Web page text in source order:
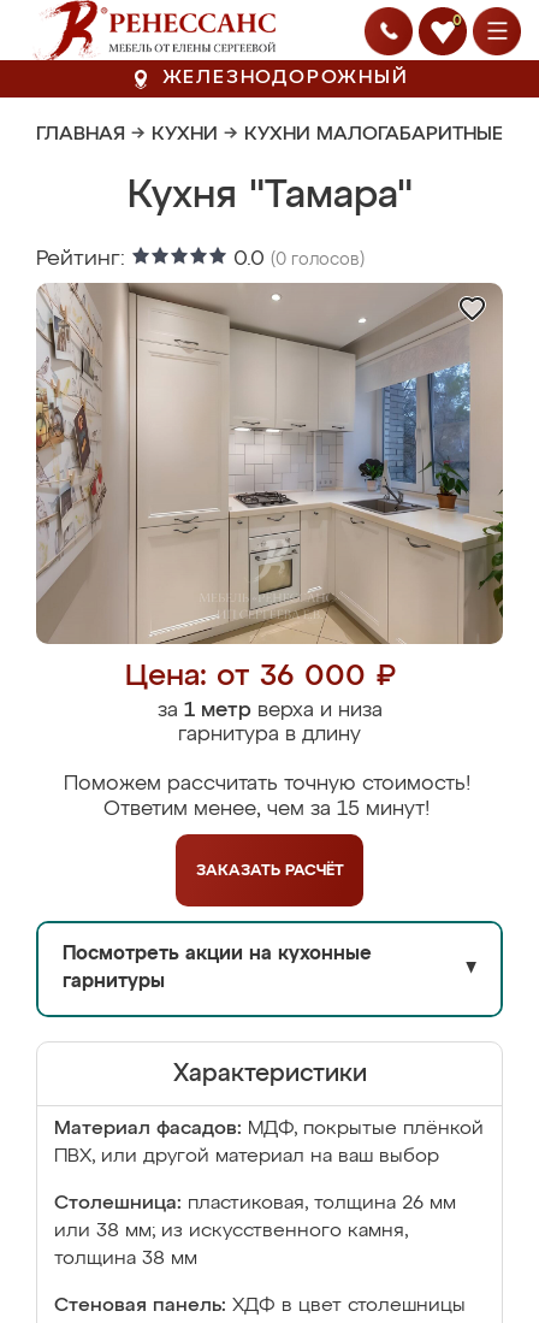
0
ЖЕЛЕЗНОДОРОЖНЫЙ
ГЛАВНАЯ → КУХНИ → КУХНИ МАЛОГАБАРИТНЫЕ
Кухня "Тамара"
Рейтинг: 0.0 (0 голосов)
Цена: от 36 000 ₽
за 1 метрверха и низа
гарнитура в длину
Поможем рассчитать точную стоимость!
Ответим менее, чем за 15 минут!
ЗАКАЗАТЬ РАСЧЁТ
Посмотреть акции на кухонные
гарнитуры
▼
Характеристики
Материал фасадов: МДФ, покрытые плёнкой
ПВХ, или другой материал на ваш выбор
Столешница: пластиковая, толщина 26 мм
или 38 мм; из искусственного камня,
толщина 38 мм
Стеновая панель: ХДФ в цвет столешницы